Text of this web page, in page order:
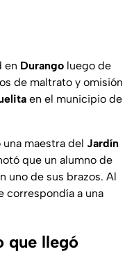
en Durango luego de
de maltrato y omisión
en el municipio de
maestra del Jardín
que un alumno de
uno de sus brazos. Al
correspondía a una
que llegó